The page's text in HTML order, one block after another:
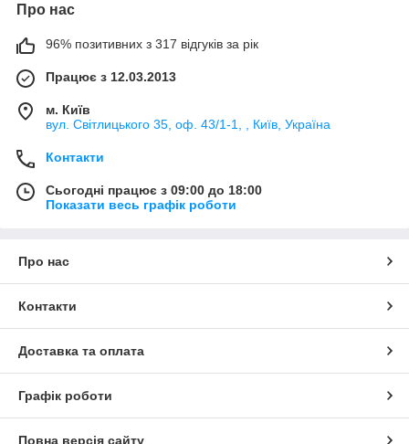
Про нас
96% позитивних з 317 відгуків за рік
Працює з 12.03.2013
м. Київ
вул. Світлицького 35, оф. 43/1-1, , Київ, Україна
Контакти
Сьогодні працює з 09:00 до 18:00
Показати весь графік роботи
Про нас
Контакти
Доставка та оплата
Графік роботи
Повна версія сайту